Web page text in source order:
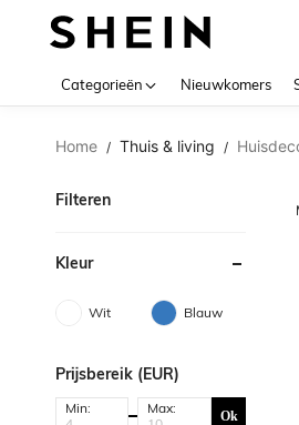
Categorieën Nieuwkomers
Home / Thuis & living /
Filteren
Kleur
Wit Blauw
Prijsbereik (EUR)
Min: Max: Ok